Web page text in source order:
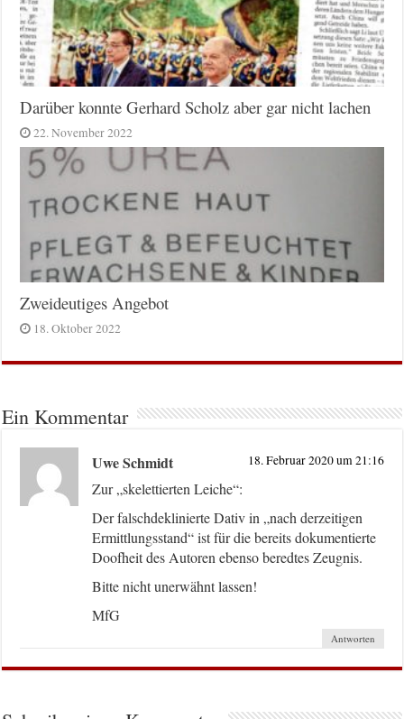
Darüber konnte Gerhard Scholz aber gar nicht lachen
22. November 2022
Zweideutiges Angebot
18. Oktober 2022
Ein Kommentar
Uwe Schmidt 18. Februar 2020 um 21:16
Zur „skelettierten Leiche“:
Der falschdeklinierte Dativ in „nach derzeitigen
Ermittlungsstand“ ist für die bereits dokumentierte
Doofheit des Autoren ebenso beredtes Zeugnis.
Bitte nicht unerwähnt lassen!
MfG
Antworten